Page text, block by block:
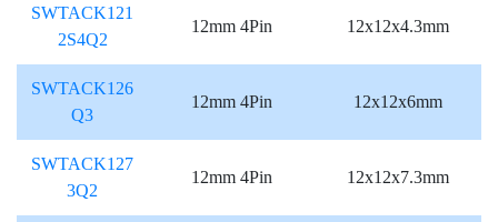
SWTACK121
2S4Q2
12mm 4Pin 12x12x4.3mm
SWTACK126
Q3
12mm 4Pin 12x12x6mm
SWTACK127
3Q2
12mm 4Pin 12x12x7.3mm